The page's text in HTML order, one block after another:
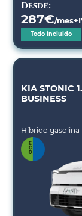
Desde:
287€/
Todo incluido
KIA STONIC
BUSINESS
Híbrido gasolina